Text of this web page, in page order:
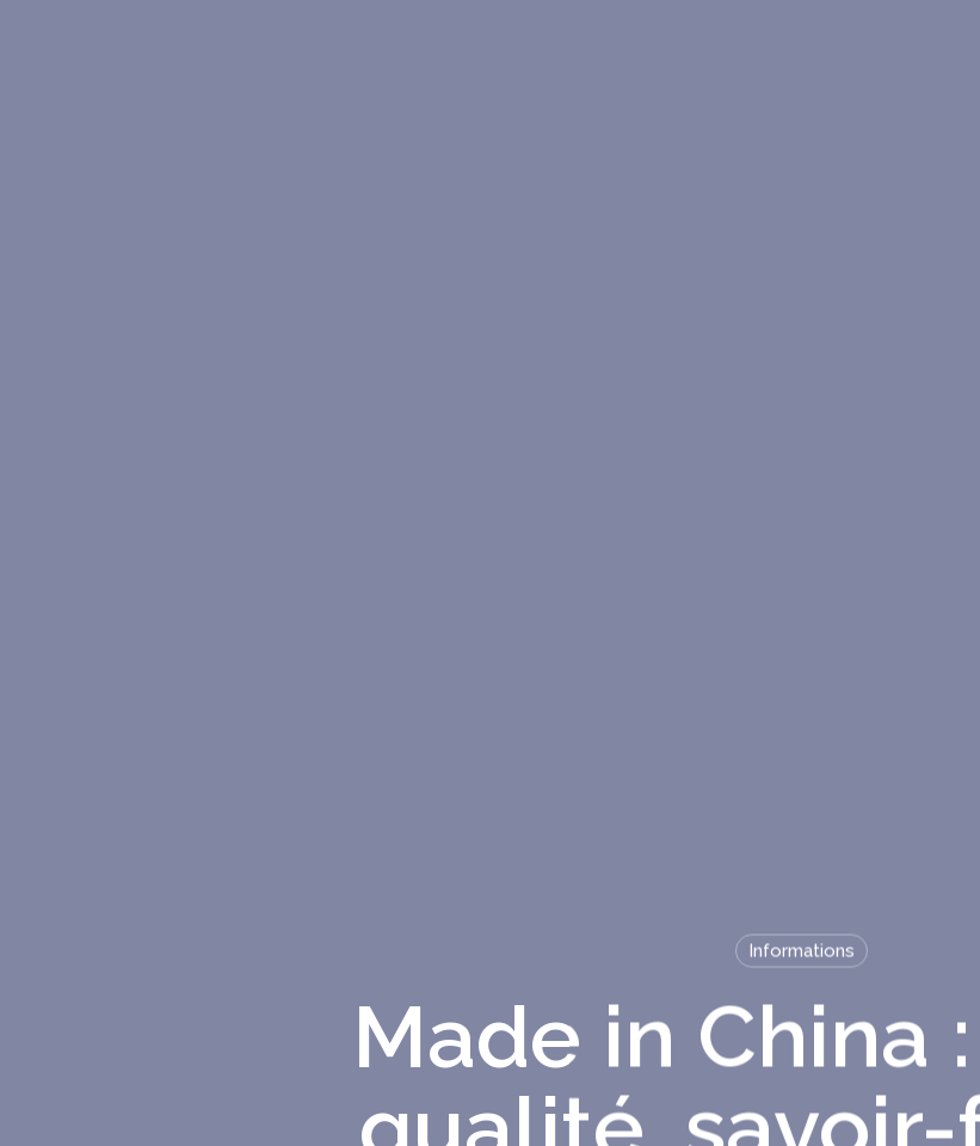
Informations
Made in China